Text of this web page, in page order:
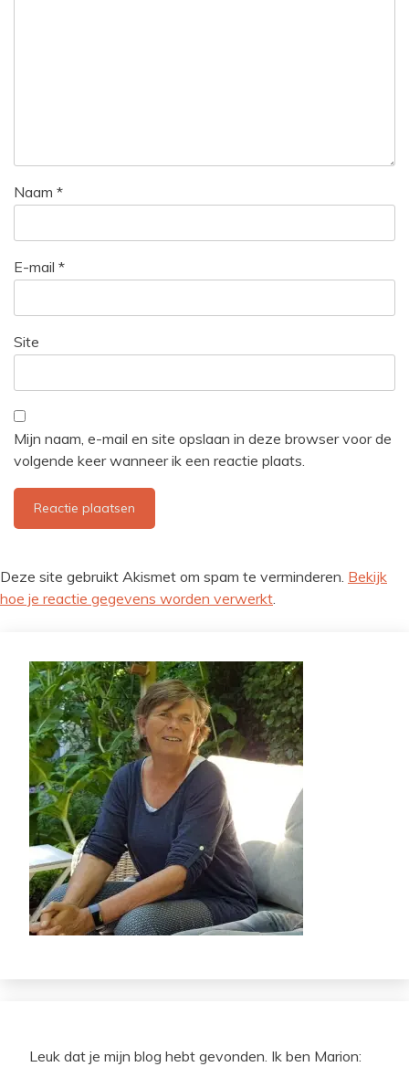
Naam *
E-mail *
Site
Mijn naam, e-mail en site opslaan in deze browser voor de
volgende keer wanneer ik een reactie plaats.
Deze site gebruikt Akismet om spam te verminderen. Bekijk
hoe je reactie gegevens worden verwerkt
Leuk dat je mijn blog hebt gevonden. Ik ben Marion: